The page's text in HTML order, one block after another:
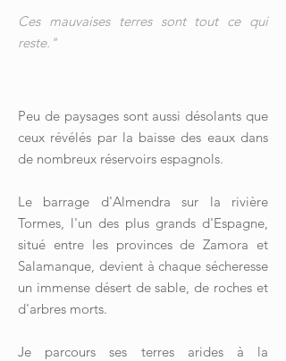
Ces mauvaises terres sont tout ce qui
reste."
Peu de paysages sont aussi désolants que
ceux révélés par la baisse des eaux dans
de nombreux réservoirs espagnols.
Le barrage d'Almendra sur la rivière
Tormes, l'un des plus grands d'Espagne,
situé entre les provinces de Zamora et
Salamanque, devient à chaque sécheresse
un immense désert de sable, de roches et
d'arbres morts.
Je parcours ses terres arides à la